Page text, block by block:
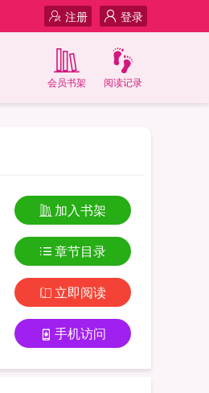
登录
注册
阅读记录
会员书架
加入书架
章节目录
立即阅读
手机访问